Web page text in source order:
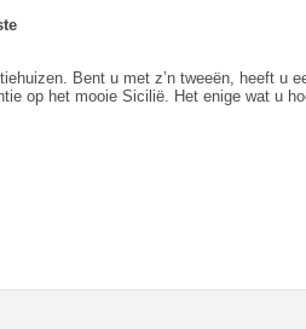
Bent u met z’n tweeën, heeft u
op het mooie Sicilië. Het enige wat u